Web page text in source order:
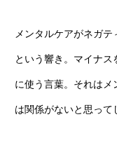
メンタルケアがネガ
という響き。マイナス
に使う言葉。それはメ
は関係がないと思って